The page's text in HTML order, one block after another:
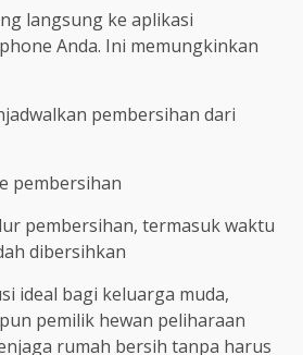
langsung ke aplikasi
Anda. Ini memungkinkan
pembersihan dari
pembersihan
pembersihan, termasuk waktu
dibersihkan
ideal bagi keluarga muda,
pemilik hewan peliharaan
rumah bersih tanpa harus